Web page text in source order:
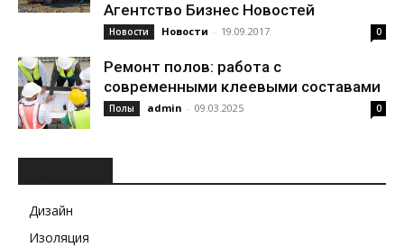
Агентство Бизнес Новостей
Новости Новости - 19.09.2017 0
Ремонт полов: работа с
современными клеевыми составами
Полы admin - 09.03.2025 0
Дизайн
Изоляция